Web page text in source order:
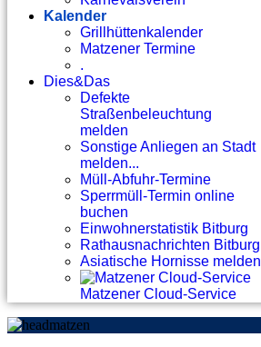
Kalender
Grillhüttenkalender
Matzener Termine
.
Dies&Das
Defekte
Straßenbeleuchtung
melden
Sonstige Anliegen an Stadt
melden...
Müll-Abfuhr-Termine
Sperrmüll-Termin online
buchen
Einwohnerstatistik Bitburg
Rathausnachrichten Bitburg
Asiatische Hornisse melden
Matzener Cloud-Service